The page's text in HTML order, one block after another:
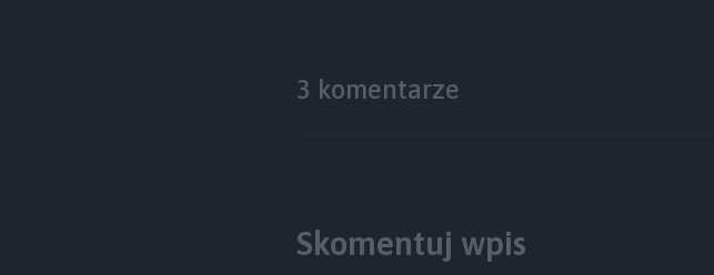
3 komentarze
Skomentuj wpis